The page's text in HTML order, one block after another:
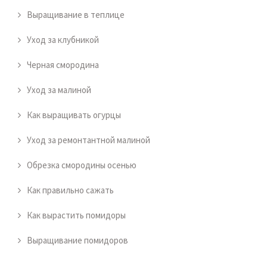
Выращивание в теплице
Уход за клубникой
Черная смородина
Уход за малиной
Как выращивать огурцы
Уход за ремонтантной малиной
Обрезка смородины осенью
Как правильно сажать
Как вырастить помидоры
Выращивание помидоров